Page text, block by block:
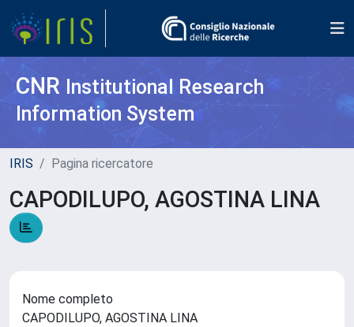
CNR Institutional Research
Information System
IRIS Pagina ricercatore
CAPODILUPO, AGOSTINA LINA
Nome completo
CAPODILUPO, AGOSTINA LINA